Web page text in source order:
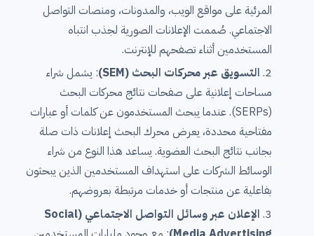
المرئية على مواقع الويب، والمدونات، ومنصات التواصل
الاجتماعي. صُممت الإعلانات الصورية لجذب انتباه
المستخدمين أثناء تصفحهم للإنترنت.
التسويق عبر محركات البحث (SEM)
: يشمل شراء
مساحات إعلانية على صفحات نتائج محركات البحث
(SERPs). عندما يبحث المستخدمون عن كلمات أو عبارات
مفتاحية محددة، يعرض محرك البحث إعلانات ذات صلة
بجانب نتائج البحث العضوية. يساعد هذا النوع من شراء
الوسائط الشركات على استهداف المستخدمين الذين يبحثون
بفاعلية عن منتجات أو خدمات مرتبطة بعروضهم.
الإعلان عبر وسائل التواصل الاجتماعي (Social